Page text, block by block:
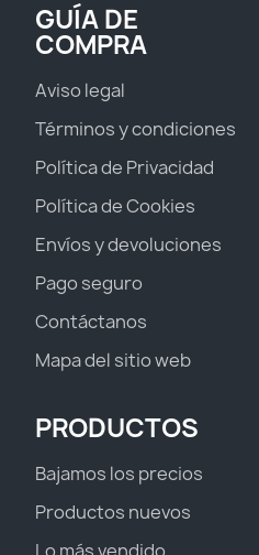
GUÍA DE
COMPRA
Aviso legal
Términos y condiciones
Política de Privacidad
Política de Cookies
Envíos y devoluciones
Pago seguro
Contáctanos
Mapa del sitio web
PRODUCTOS
Bajamos los precios
Productos nuevos